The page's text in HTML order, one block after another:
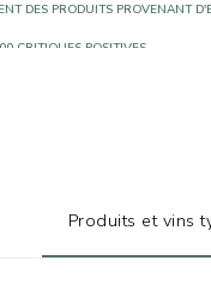
Produits et vins